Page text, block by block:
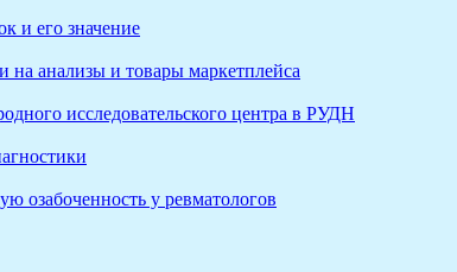
и его значение
анализы и товары маркетплейса
исследовательского центра в РУДН
озабоченность у ревматологов